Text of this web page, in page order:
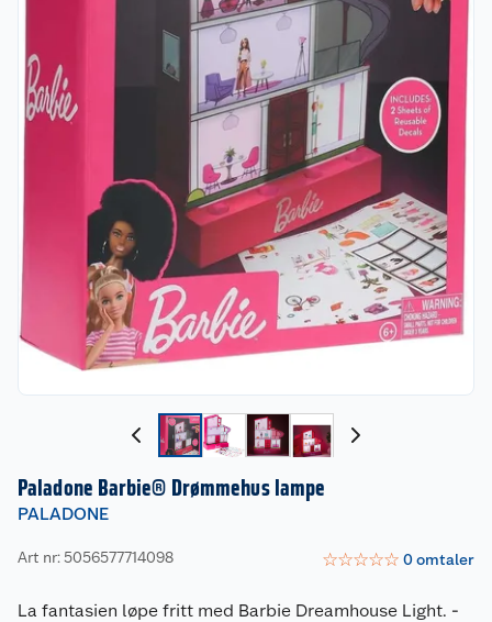
Paladone Barbie® Drømmehus lampe
PALADONE
Art nr: 5056577714098 ☆☆☆☆☆ 0omtaler
La fantasien løpe fritt med Barbie Dreamhouse Light. -